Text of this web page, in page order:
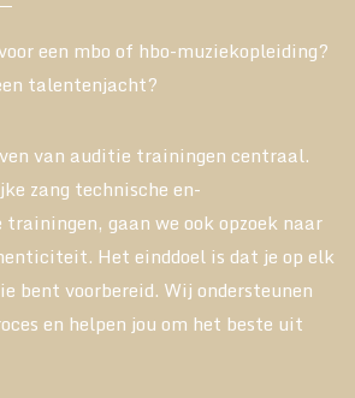
een mbo of hbo-muziekopleiding?
talentenjacht?
van auditie trainingen centraal.
zang technische en-
gaan we ook opzoek naar
Het einddoel is dat je op elk
bent voorbereid. Wij ondersteunen
en helpen jou om het beste uit